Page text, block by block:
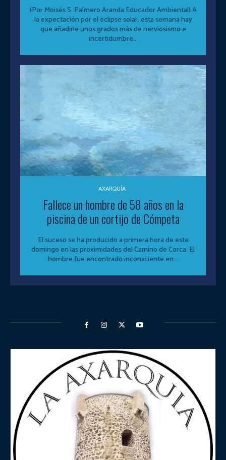
(Por Moisés S. Palmero Aranda Educador Ambiental) A
la expectación por el eclipse solar, esta semana hay
que añadirle unos grados más de nerviosismo e
incertidumbre...
AXARQUÍA
Fallece un hombre de 58 años en la
piscina de un cortijo de Cómpeta
El suceso se ha producido a primera hora de este
domingo en las proximidades del Camino de Corca. El
hombre fue encontrado inconsciente en...